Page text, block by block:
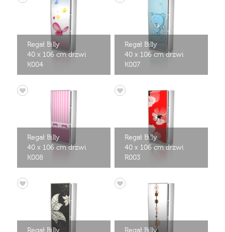
Regał Billy
40 x 106 cm drzwi
K004
Regał Billy
40 x 106 cm drzwi
K007
Regał Billy
40 x 106 cm drzwi
K008
Regał Billy
40 x 106 cm drzwi
R003
Regał Billy
Regał Billy